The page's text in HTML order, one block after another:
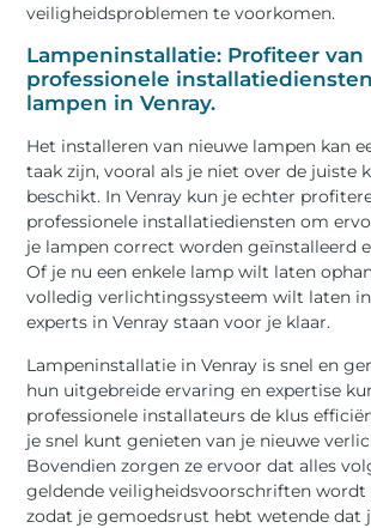
veiligheidsproblemen te voorkomen.
Lampeninstallatie: Profiteer van
professionele
lampen in Venray.
Het installeren van nieuwe lampen kan
taak zijn, vooral als je niet over de juiste
beschikt. In Venray kun je echter
professionele installatiediensten om
je lampen correct worden geïnstalleerd
Of je nu een enkele lamp wilt laten
volledig verlichtingssysteem wilt laten
experts in Venray staan voor je klaar.
Lampeninstallatie in Venray is snel en
hun uitgebreide ervaring en expertise
professionele installateurs de klus
je snel kunt genieten van je nieuwe
Bovendien zorgen ze ervoor dat alles
geldende veiligheidsvoorschriften wordt
zodat je gemoedsrust hebt wetende dat